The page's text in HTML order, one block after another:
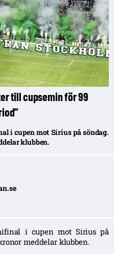
till cupsemin för 99
i cupen mot Sirius på söndag.
klubben.
i cupen mot Sirius på
meddelar klubben.